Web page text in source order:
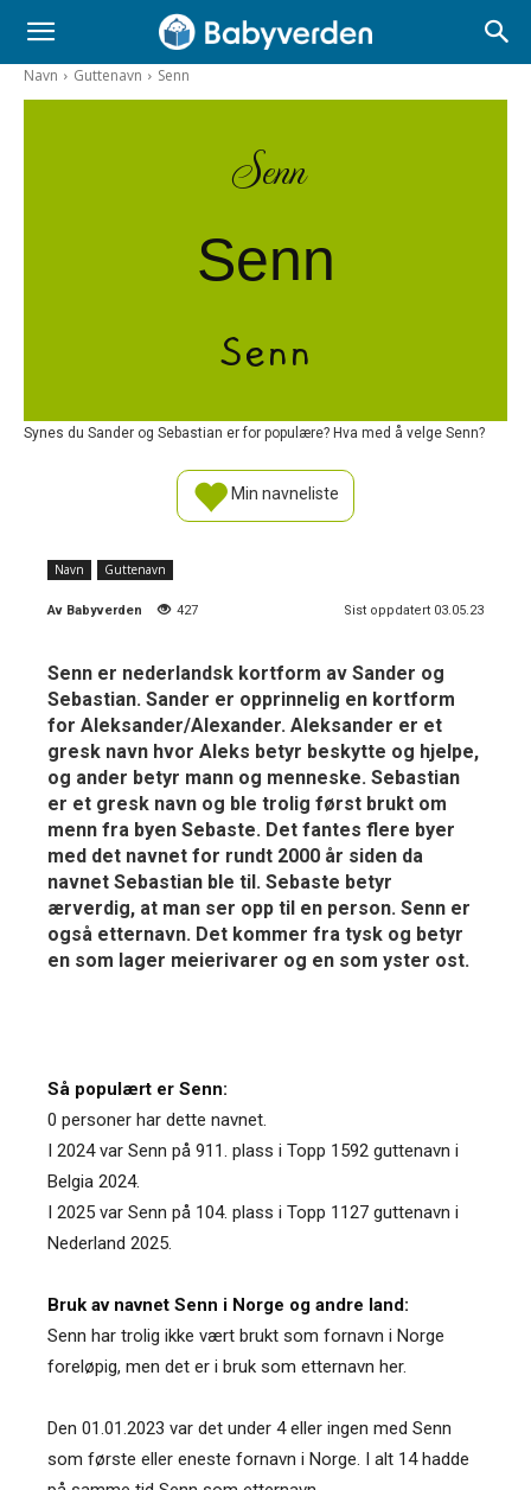
Navn Guttenavn Senn
Senn
Senn
Senn
Synes du Sander og Sebastian er for populære? Hva med å velge Senn?
Min navneliste
Navn Guttenavn
Av Babyverden 427 Sist oppdatert 03.05.23
Senn er nederlandsk kortform av Sander og
Sebastian. Sander er opprinnelig en kortform
for Aleksander/Alexander. Aleksander er et
gresk navn hvor Aleks betyr beskytte og hjelpe,
og ander betyr mann og menneske. Sebastian
er et gresk navn og ble trolig først brukt om
menn fra byen Sebaste. Det fantes flere byer
med det navnet for rundt 2000 år siden da
navnet Sebastian ble til. Sebaste betyr
ærverdig, at man ser opp til en person. Senn er
også etternavn. Det kommer fra tysk og betyr
en som lager meierivarer og en som yster ost.
Så populært er Senn:
0 personer har dette navnet.
I 2024 var Senn på 911. plass i Topp 1592 guttenavn i
Belgia 2024.
I 2025 var Senn på 104. plass i Topp 1127 guttenavn i
Nederland 2025.
Bruk av navnet Senn i Norge og andre land:
Senn har trolig ikke vært brukt som fornavn i Norge
foreløpig, men det er i bruk som etternavn her.
Den 01.01.2023 var det under 4 eller ingen med Senn
som første eller eneste fornavn i Norge. I alt 14 hadde